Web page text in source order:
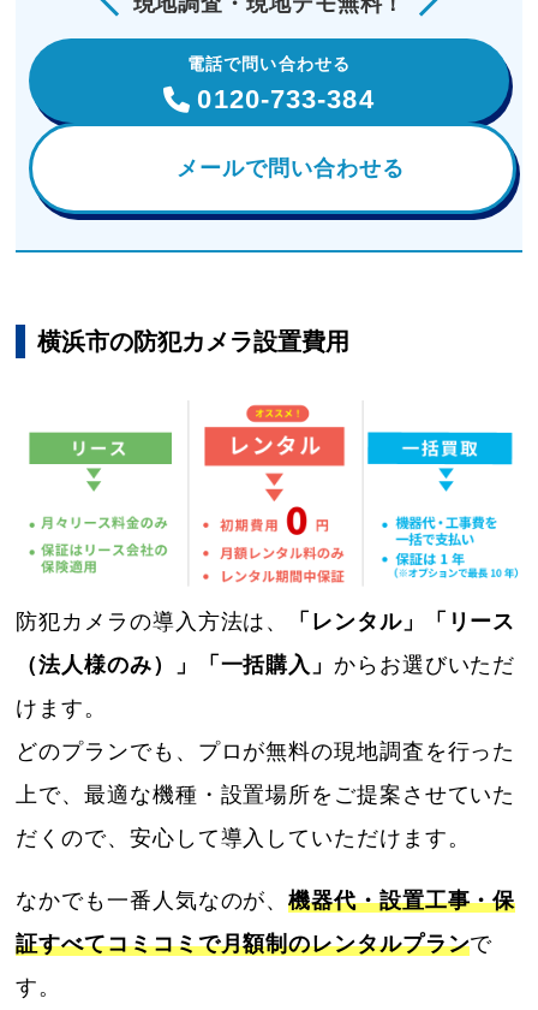
電話で問い合わせる
0120-733-384
メールで問い合わせる
横浜市の防犯カメラ設置費用
防犯カメラの導入方法は、
「レンタル」「リース
（法人様のみ）」「一括購入」からお選びいただ
けます。
どのプランでも、プロが無料の現地調査を行った
上で、最適な機種・設置場所をご提案させていた
だくので、安心して導入していただけます。
なかでも一番人気なのが、機器代・設置工事・保
証すべてコミコミで月額制のレンタルプランで
す。